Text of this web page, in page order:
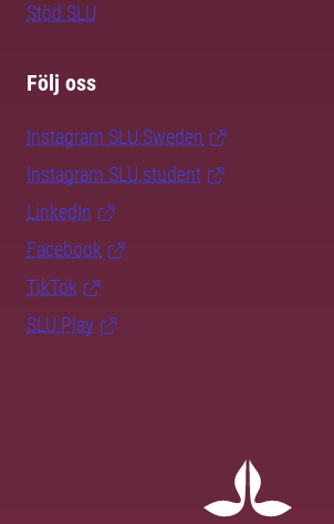
Stöd SLU
Följ oss
Instagram SLU.Sweden
Instagram SLU.student
LinkedIn
Facebook
TikTok
SLU Play